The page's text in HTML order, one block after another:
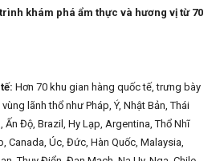
khám phá ẩm thực và hương vị từ 70
Hơn 70 khu gian hàng quốc tế, trưng bày
lãnh thổ như Pháp, Ý, Nhật Bản, Thái
Ấn Độ, Brazil, Hy Lạp, Argentina, Thổ Nhĩ
Canada, Úc, Đức, Hàn Quốc, Malaysia,